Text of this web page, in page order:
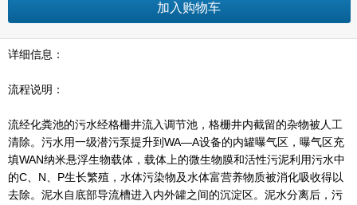
加入购物车
详细信息：
流程说明：
流经化粪池的污水经格栅井流入调节池，格栅井内截留的杂物被人工
清除。污水用一级潜污泵提升到WA—A设备的内罐曝气区，曝气区充
填WAN纳米悬浮生物载体，载体上的微生物膜和活性污泥利用污水中
的C、N、P生长繁殖，水体污染物及水体富营养物质被消化吸收得以
去除。泥水自底部导流槽进入内外罐之间的沉淀区。泥水分离后，污